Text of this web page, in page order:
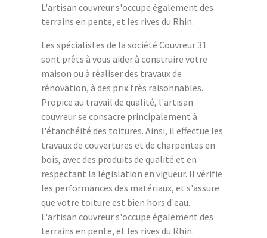
L'artisan couvreur s'occupe également des
terrains en pente, et les rives du Rhin.
Les spécialistes de la société Couvreur 31
sont prêts à vous aider à construire votre
maison ou à réaliser des travaux de
rénovation, à des prix très raisonnables.
Propice au travail de qualité, l'artisan
couvreur se consacre principalement à
l'étanchéité des toitures. Ainsi, il effectue les
travaux de couvertures et de charpentes en
bois, avec des produits de qualité et en
respectant la législation en vigueur. Il vérifie
les performances des matériaux, et s'assure
que votre toiture est bien hors d'eau.
L'artisan couvreur s'occupe également des
terrains en pente, et les rives du Rhin.